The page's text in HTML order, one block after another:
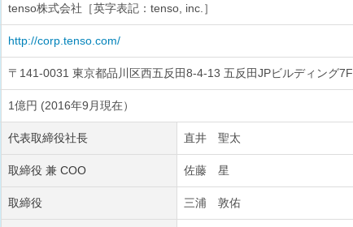
tenso株式会社［英字表記：tenso, inc.］
http://corp.tenso.com/
〒141-0031 東京都品川区西五反田8-4-13 五反田JPビルディング7F
1億円 (2016年9月現在）
代表取締役社長 直井 聖太
取締役 兼 COO 佐藤 星
取締役 三浦 敦佑